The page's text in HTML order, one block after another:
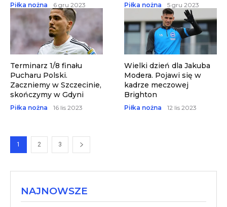
Piłka nożna 6 gru 2023 Piłka nożna 5 gru 2023
Terminarz 1/8 finału
Pucharu Polski.
Zaczniemy w Szczecinie,
skończymy w Gdyni
Piłka nożna 16 lis 2023
Wielki dzień dla Jakuba
Modera. Pojawi się w
kadrze meczowej
Brighton
Piłka nożna 12 lis 2023
1 2 3
NAJNOWSZE